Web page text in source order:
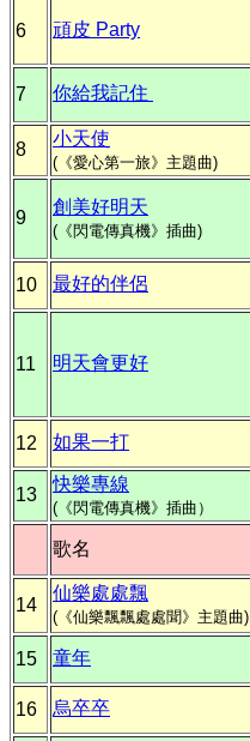
6 頑皮 Party
7 你給我記住
8
小天使
(《愛心第一旅》主題曲)
9
創美好明天
(《閃電傳真機》插曲)
10 最好的伴侶
11 明天會更好
12 如果一打
13
快樂專線
(《閃電傳真機》插曲）
歌名
14
仙樂處處飄
(《仙樂飄飄處處聞》主題曲)
15 童年
16 烏卒卒